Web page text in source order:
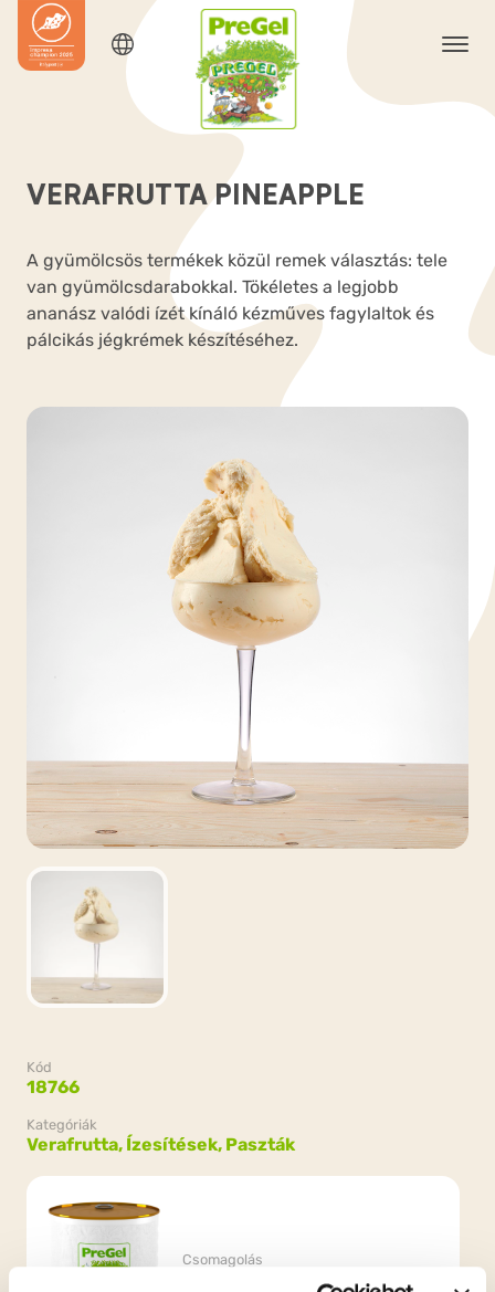
VERAFRUTTA PINEAPPLE
A gyümölcsös termékek közül remek választás: tele
van gyümölcsdarabokkal. Tökéletes a legjobb
ananász valódi ízét kínáló kézműves fagylaltok és
pálcikás jégkrémek készítéséhez.
Kód
18766
Kategóriák
Verafrutta, Ízesítések, Paszták
Csomagolás
6 dobozok x 1.5kg (9kg)